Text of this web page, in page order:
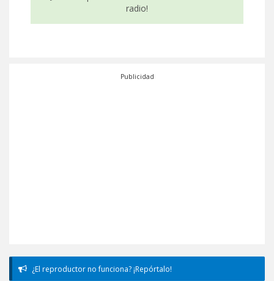
radio!
Publicidad
¿El reproductor no funciona? ¡Repórtalo!